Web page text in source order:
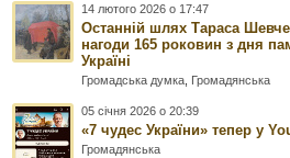
14 лютого 2026 о 17:47
Останній шлях Тараса
нагоди 165 роковин з дня
Україні
Громадська думка Громадянська
05 січня 2026 о 20:39
«7 чудес України» тепер у
Громадянська